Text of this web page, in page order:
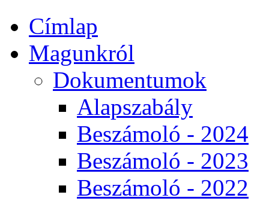
Címlap
Magunkról
Dokumentumok
Alapszabály
Beszámoló - 2024
Beszámoló - 2023
Beszámoló - 2022